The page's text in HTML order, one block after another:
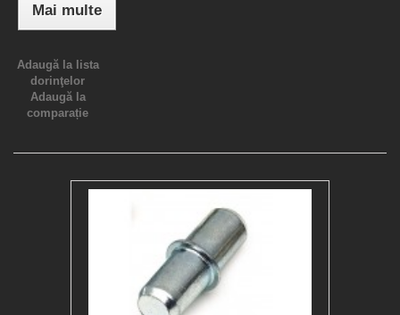
Mai multe
Adaugă la lista
dorinţelor
Adaugă la
comparație